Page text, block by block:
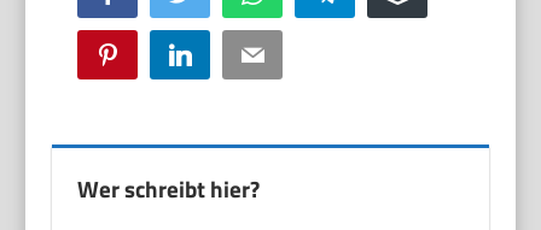
Pinterest LinkedIn Email
Wer schreibt hier?